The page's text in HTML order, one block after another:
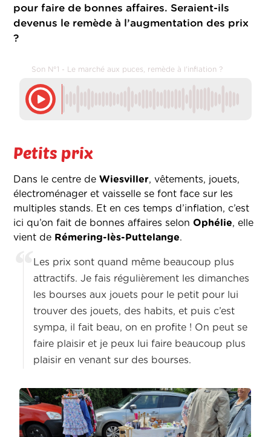
pour faire de bonnes affaires. Seraient-ils
devenus le remède à l’augmentation des prix
?
Son N°1 - Le marché aux puces, remède à l'inflation ?
Petits prix
Dans le centre deWiesviller, vêtements, jouets,
électroménager et vaisselle se font face sur les
multiples stands. Et en ces temps d’inflation, c’est
ici qu’on fait de bonnes affaires selon Ophélie, elle
vient de Rémering-lès-Puttelange.
Les prix sont quand même beaucoup plus
attractifs. Je fais régulièrement les dimanches
les bourses aux jouets pour le petit pour lui
trouver des jouets, des habits, et puis c’est
sympa, il fait beau, on en profite ! On peut se
faire plaisir et je peux lui faire beaucoup plus
plaisir en venant sur des bourses.